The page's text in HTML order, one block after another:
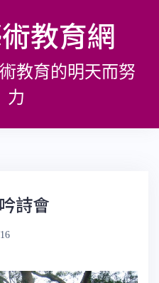
教育網
教育的明天而努
力
詩會